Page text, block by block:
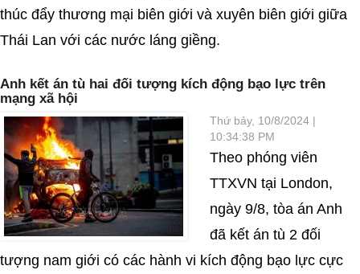
thúc đẩy thương mại biên giới và xuyên biên giới giữa
Thái Lan với các nước láng giềng.
Anh kết án tù hai đối tượng kích động bạo lực trên
mạng xã hội
Thứ bảy, 10/8/2024 |
10:34:38 PM
Theo phóng viên
TTXVN tại London,
ngày 9/8, tòa án Anh
đã kết án tù 2 đối
tượng nam giới có các hành vi kích động bạo lực cực